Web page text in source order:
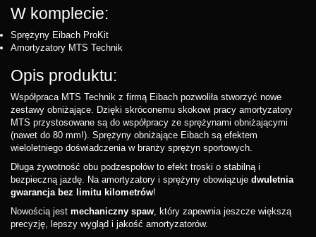
W komplecie:
Sprężyny Eibach ProKit
Amortyzatory MTS Technik
Opis produktu:
Współpraca MTS Technik z firmą Eibach pozwoliła stworzyć nowe
zestawy obniżające. Dzięki skróconemu skokowi pracy amortyzatory
MTS przystosowane są do współpracy ze sprężynami obniżającymi
(nawet do 80 mm!). Sprężyny obniżające Eibach są efektem
wieloletniego doświadczenia w branży sprężyn sportowych.
Długa żywotność obu podzespołów to efekt troski o stabilną i
bezpieczną jazdę. Na amortyzatory i sprężyny obowiązuje dwuletnia
gwarancja bez limitu kilometrów!
Nowością jest mechaniczny spaw, który zapewnia jeszcze większą
precyzję, lepszy wygląd i jakość amortyzatorów.